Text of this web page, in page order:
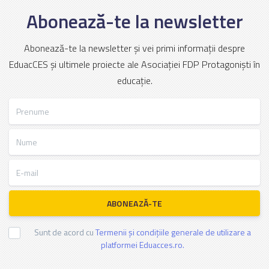
Abonează-te la newsletter
Abonează-te la newsletter și vei primi informații despre
EduacCES și ultimele proiecte ale Asociației FDP Protagoniști în
educație.
ABONEAZĂ-TE
Sunt de acord cuTermenii și condițiile generale de utilizare a
platformei Eduacces.ro.